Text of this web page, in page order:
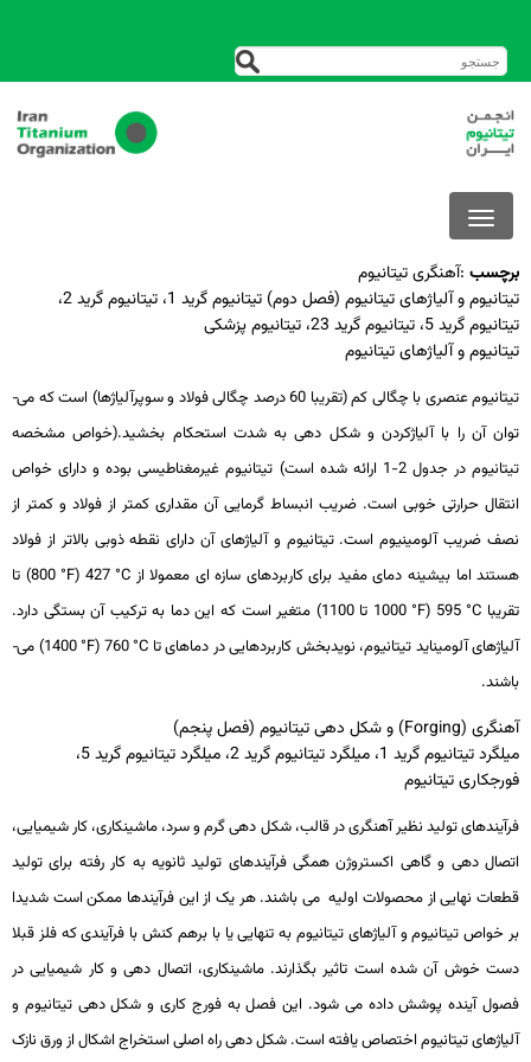
برچسب :آهنگری تیتانیوم
تیتانیوم و آلیاژهای تیتانیوم (فصل دوم) تیتانیوم گرید 1، تیتانیوم گرید 2،
تیتانیوم گرید 5، تیتانیوم گرید 23، تیتانیوم پزشکی
تیتانیوم و آلیاژهای تیتانیوم
تیتانیوم عنصری با چگالی کم (تقریبا 60 درصد چگالی فولاد و سوپرآلیاژها) است که می­
توان آن را با آلیاژکردن و شکل دهی به شدت استحکام بخشید.(خواص مشخصه
تیتانیوم در جدول 2-1 ارائه شده است) تیتانیوم غیرمغناطیسی بوده و دارای خواص
انتقال حرارتی خوبی است. ضریب انبساط گرمایی آن مقداری کمتر از فولاد و کمتر از
نصف ضریب آلومینیوم است. تیتانیوم و آلیاژهای آن دارای نقطه ذوبی بالاتر از فولاد
هستند اما بیشینه دمای مفید برای کاربردهای سازه­ ای معمولا از °C
427 (
°F
800) تا
تقریبا °C
595 (
°F
1000 تا 1100) متغیر است که این دما به ترکیب آن بستگی دارد.
آلیاژهای آلومیناید تیتانیوم، نویدبخش کاربردهایی در دماهای تا °C
760 (
°F
1400) می­
باشند.
آهنگری (Forging) و شکل دهی تیتانیوم (فصل پنجم)
میلگرد تیتانیوم گرید 1، میلگرد تیتانیوم گرید 2، میلگرد تیتانیوم گرید 5،
فورجکاری تیتانیوم
فرآیندهای تولید نظیر آهنگری در قالب، شکل­ دهی گرم و سرد، ماشین­کاری، کار شیمیایی،
اتصال­ دهی و گاهی اکستروژن همگی فرآیندهای تولید ثانویه به کار رفته برای تولید
قطعات نهایی از محصولات اولیه می­ باشند. هر یک از این فرآیندها ممکن است شدیدا
بر خواص تیتانیوم و آلیاژهای تیتانیوم به تنهایی یا با برهم­ کنش با فرآیندی که فلز قبلا
دست خوش آن شده است تاثیر بگذارند. ماشین­کاری، اتصال­ دهی و کار شیمیایی در
فصول آینده پوشش داده می ­شود. این فصل به فورج­ کاری و شکل­ دهی تیتانیوم و
آلیاژهای تیتانیوم اختصاص یافته است. شکل­ دهی راه اصلی استخراج اشکال از ورق نازک